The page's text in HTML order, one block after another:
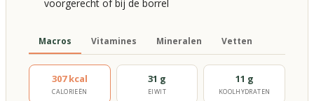
voorgerecht of bij de borrel
Macros Vitamines Mineralen Vetten
307 kcal
CALORIEËN
31 g
EIWIT
11 g
KOOLHYDRATEN